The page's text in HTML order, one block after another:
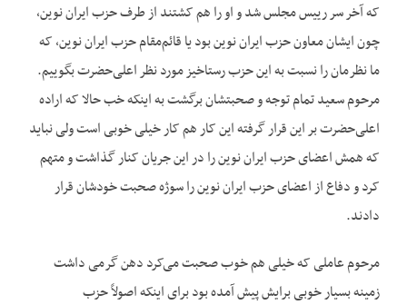
که آخر سر رییس مجلس شد و او را هم کشتند از طرف حزب ایران نوین،
چون ایشان معاون حزب ایران نوین بود یا قائم‌مقام حزب ایران نوین، که
ما نظرمان را نسبت به این حزب رستاخیز مورد نظر اعلی‌حضرت بگوییم.
مرحوم سعید تمام توجه و صحبتشان برگشت به اینکه خب حالا که اراده
اعلی‌حضرت بر این قرار گرفته این کار هم کار خیلی خوبی است ولی نباید
که همش اعضای حزب ایران نوین را در این جریان کنار گذاشت و متهم
کرد و دفاع از اعضای حزب ایران نوین را سوژه صحبت خودشان قرار
دادند.
مرحوم عاملی که خیلی هم خوب صحبت می‌کرد دهن گرمی داشت
زمینه بسیار خوبی برایش پیش آمده بود برای اینکه اصولاً حزب